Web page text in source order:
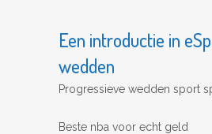
Een introductie in
wedden
Progressieve wedden sport
Beste nba voor echt geld